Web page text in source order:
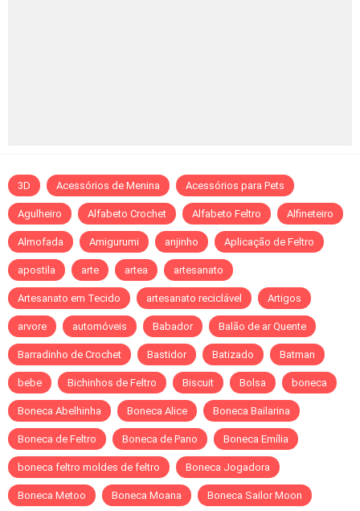
3D Acessórios de Menina Acessórios para Pets
Agulheiro Alfabeto Crochet Alfabeto Feltro Alfineteiro
Almofada Amigurumi anjinho Aplicação de Feltro
apostila arte artea artesanato
Artesanato em Tecido artesanato reciclável Artigos
arvore automóveis Babador Balão de ar Quente
Barradinho de Crochet Bastidor Batizado Batman
bebe Bichinhos de Feltro Biscuit Bolsa boneca
Boneca Abelhinha Boneca Alice Boneca Bailarina
Boneca de Feltro Boneca de Pano Boneca Emília
boneca feltro moldes de feltro Boneca Jogadora
Boneca Metoo Boneca Moana Boneca Sailor Moon